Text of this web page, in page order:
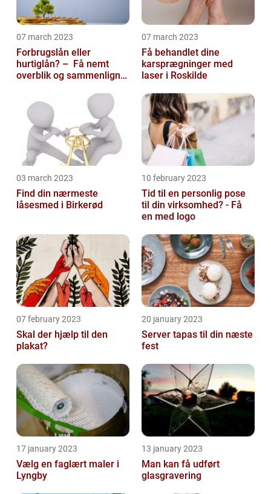
07 march 2023
Forbrugslån eller
hurtiglån? – Få nemt
overblik og sammenlign
07 march 2023
Få behandlet dine
karsprægninger med
laser i Roskilde
03 march 2023
Find din nærmeste
låsesmed i Birkerød
10 february 2023
Tid til en personlig pose
til din virksomhed? - Få
en med logo
07 february 2023
Skal der hjælp til den
plakat?
20 january 2023
Server tapas til din næste
fest
17 january 2023
Vælg en faglært maler i
Lyngby
13 january 2023
Man kan få udført
glasgravering